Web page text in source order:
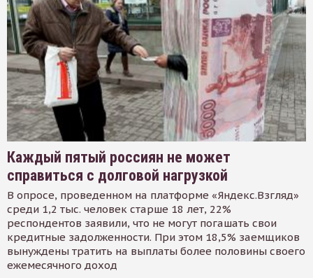
Каждый пятый россиян не может
справиться с долговой нагрузкой
В опросе, проведенном на платформе «Яндекс.Взгляд»
среди 1,2 тыс. человек старше 18 лет, 22%
респондентов заявили, что не могут погашать свои
кредитные задолженности. При этом 18,5% заемщиков
вынуждены тратить на выплаты более половины своего
ежемесячного доход